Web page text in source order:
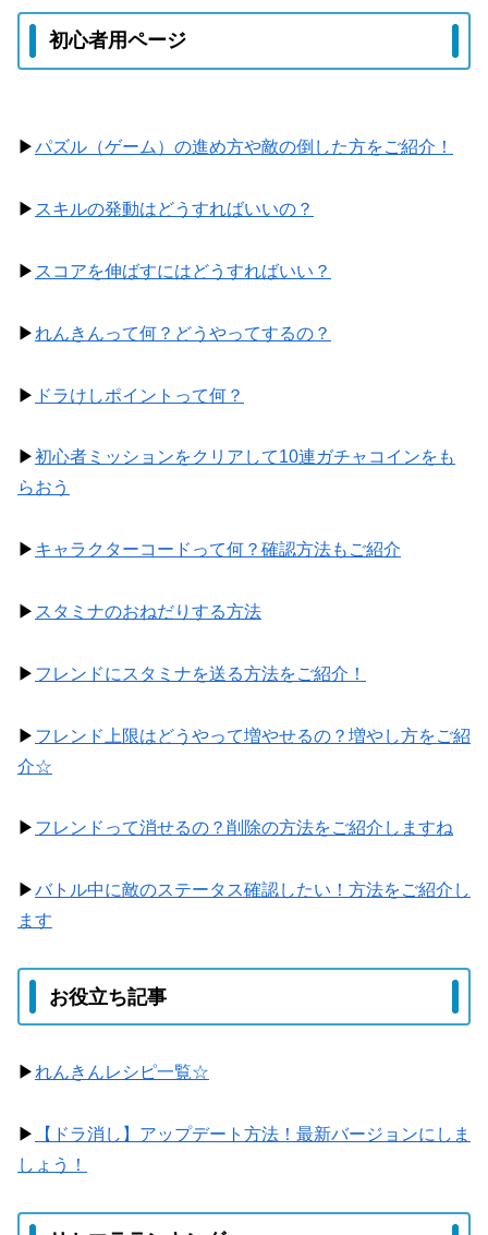
初心者用ページ
▶パズル（ゲーム）の進め方や敵の倒した方をご紹介！
▶ スキルの発動はどうすればいいの？
▶ スコアを伸ばすにはどうすればいい？
▶ れんきんって何？どうやってするの？
▶ ドラけしポイントって何？
▶初心者ミッションをクリアして10連ガチャコインをも
らおう
▶ キャラクターコードって何？確認方法もご紹介
▶ スタミナのおねだりする方法
▶ フレンドにスタミナを送る方法をご紹介！
▶ フレンド上限はどうやって増やせるの？増やし方をご紹
介☆
▶ フレンドって消せるの？削除の方法をご紹介しますね
▶バトル中に敵のステータス確認したい！方法をご紹介し
ます
お役立ち記事
▶ れんきんレシピ一覧☆
▶
【ドラ消し】アップデート方法！最新バージョンにしま
しょう！